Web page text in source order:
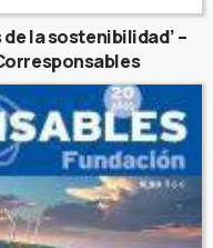
la sostenibilidad’ –